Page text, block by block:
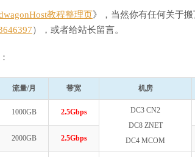
教程整理页》，当然你有任何关于
），或者给站长留言。
流量/月 带宽 机房
1000GB 2.5Gbps
DC3 CN2
DC8 ZNET
DC4 MCOM
2000GB 2.5Gbps